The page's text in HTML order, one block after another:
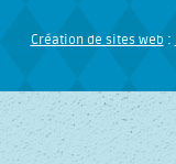
Création de sites web :